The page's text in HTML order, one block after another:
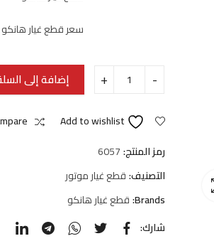
سعر قطع غيار هانكو
إضافة إلى
Add to wishlist
رمز المنتج:6057
التصنيف:قطع غيار موتور
Brands: قطع غيار هانكو
شارك: